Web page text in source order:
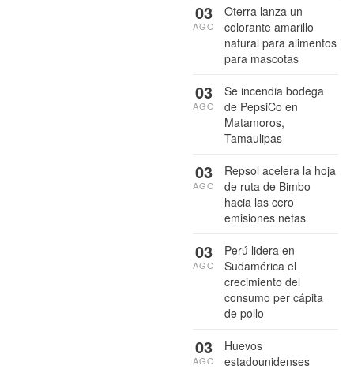
Oterra lanza un
colorante amarillo
natural para alimentos
para mascotas
03
AGO
Se incendia bodega
de PepsiCo en
Matamoros,
Tamaulipas
03
AGO
Repsol acelera la hoja
de ruta de Bimbo
hacia las cero
emisiones netas
03
AGO
Perú lidera en
Sudamérica el
crecimiento del
consumo per cápita
de pollo
03
AGO
Huevos
estadounidenses
03
AGO